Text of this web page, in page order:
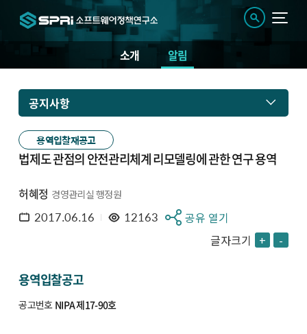
소개 알림
공지사항
용역입찰재공고
법제도 관점의 안전관리체계 리모델링에 관한 연구 용역
허혜정 경영관리실 행정원
2017.06.16 12163
공유 열기
글자크기 + -
용역입찰공고
공고번호 NIPA 제17-90호